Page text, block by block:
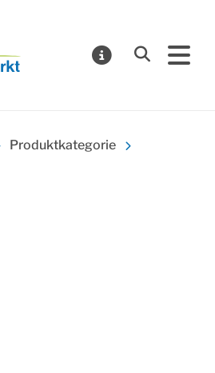
Suchen
Produktkategorie